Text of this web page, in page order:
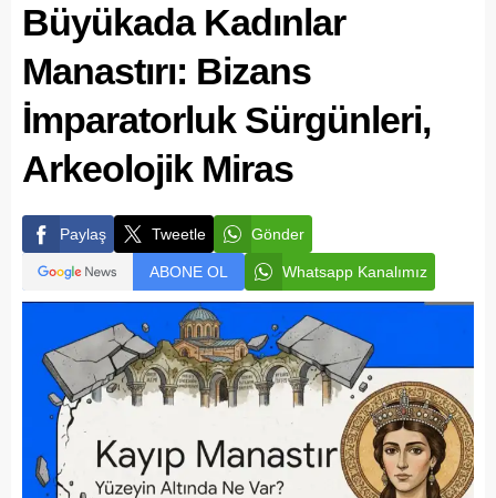
Büyükada Kadınlar
Manastırı: Bizans
İmparatorluk Sürgünleri,
Arkeolojik Miras
Paylaş Tweetle Gönder
ABONE OL Whatsapp Kanalımız